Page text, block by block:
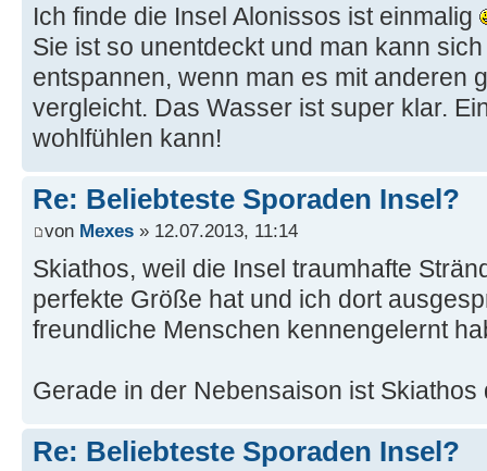
Ich finde die Insel Alonissos ist einmalig
Sie ist so unentdeckt und man kann
entspannen, wenn man es mit anderen
vergleicht. Das Wasser ist super klar.
wohlfühlen kann!
Re: Beliebteste Sporaden Insel?
von Mexes » 12.07.2013, 11:14
Skiathos, weil die Insel traumhafte
perfekte Größe hat und ich dort
freundliche Menschen kennengelernt
Gerade in der Nebensaison ist
Re: Beliebteste Sporaden Insel?